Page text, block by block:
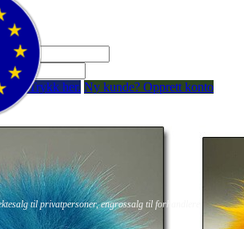
Fluebinding Kurs & Guiding
til privatpersoner, engrossalg til forhandlere
Trykk her. Ny kunde? Opprett konto